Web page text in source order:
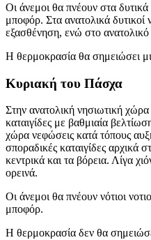
Οι άνεμοι θα πνέουν στα
μποφόρ. Στα ανατολικά δυτικοί
εξασθένηση, ενώ στο
Η θερμοκρασία θα σημειώσει
Κυριακή του Πάσχα
Στην ανατολική νησιωτική
καταιγίδες με βαθμιαία
χώρα νεφώσεις κατά τόπους
σποραδικές καταιγίδες αρχικά
κεντρικά και τα βόρεια. Λίγα
ορεινά.
Οι άνεμοι θα πνέουν νότιοι
μποφόρ.
Η θερμοκρασία δεν θα